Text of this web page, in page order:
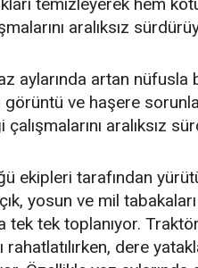
aralıksız
aylarında artan nüfusla
ve haşere
aralıksız
ekipleri tarafından
yosun ve mil
tek tek toplanıyor.
rahatlatılırken, dere